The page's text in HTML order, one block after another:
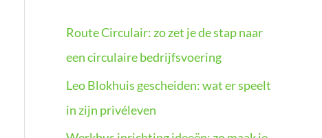
Route Circulair: zo zet je de stap naar
een circulaire bedrijfsvoering
Leo Blokhuis gescheiden: wat er speelt
in zijn privéleven